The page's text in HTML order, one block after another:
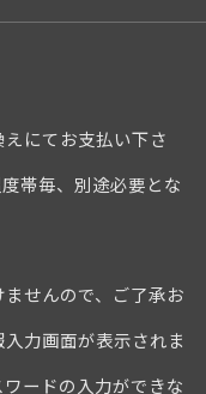
にてお支払い下さ
帯毎、別途必要とな
せんので、ご了承お
力画面が表示されま
ードの入力ができな